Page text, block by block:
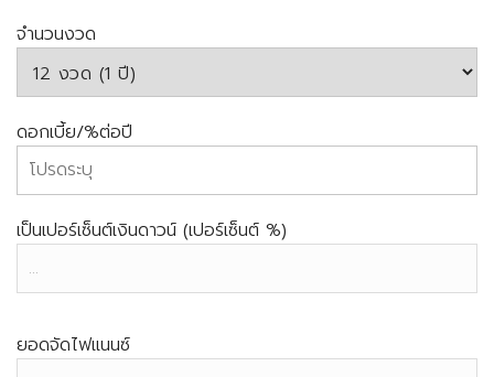
จำนวนงวด
ดอกเบี้ย/%ต่อปี
เป็นเปอร์เซ็นต์เงินดาวน์ (เปอร์เซ็นต์ %)
ยอดจัดไฟแนนซ์